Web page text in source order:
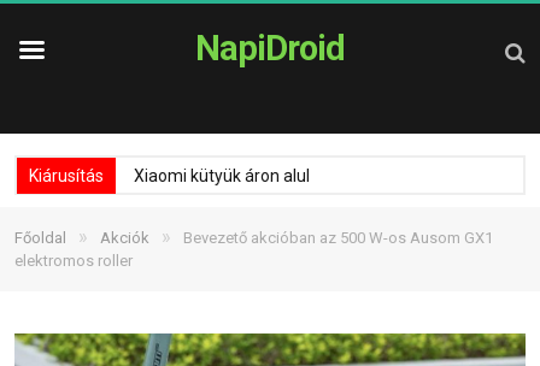
NapiDroid
Kiárusítás Xiaomi kütyük áron alul
Főoldal » Akciók »
Bevezető akcióban az 500 W-os Ausom GX1
elektromos roller